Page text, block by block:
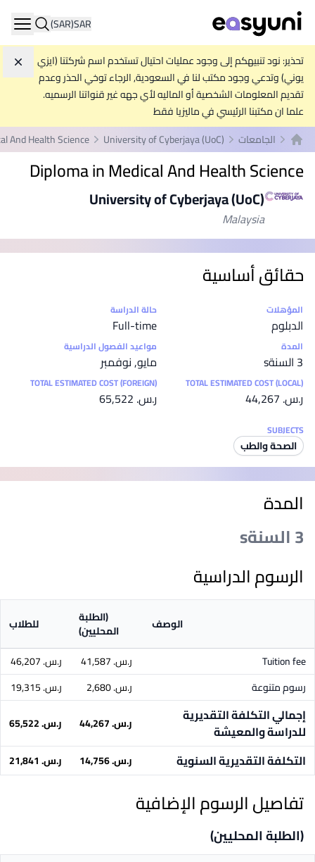
SAR
(SAR)
تحذير: نود تنبيهكم إلى وجود عمليات احتيال تستخدم اسم شركتنا (ايزي
يوني) وتدعي وجود مكتب لنا في السعودية, الرجاء توخي الحذر وعدم
تقديم المعلومات الشخصية أو الماليه لأي جهه غير قنواتنا الرسميه.
علما ان مكتبنا الرئيسي في ماليزيا فقط
الصفحة الرئيسية
الجامعات University of Cyberjaya (UoC)
And Health Science
Diploma in Medical And Health Science
University of Cyberjaya (UoC)
Malaysia
حقائق أساسية
إحصائيات
المؤهلات
الدبلوم
حالة الدراسة
Full-time
المدة
3 السنةs
مواعيد الفصول الدراسية
مايو, نوفمبر
TOTAL ESTIMATED COST (LOCAL)
ر.س.‏ 44,267
TOTAL ESTIMATED COST (FOREIGN)
ر.س.‏ 65,522
SUBJECTS
الصحة والطب
المدة
3 السنةs
الرسوم الدراسية
الوصف (الطلبة
المحليين) للطلاب
Tuition fee ر.س.‏ 41,587
ر.س.‏ 46,207
رسوم متنوعة
ر.س.‏ 2,680 ر.س.‏ 19,315
إجمالي التكلفة التقديرية
للدراسة والمعيشة
ر.س.‏ 44,267 ر.س.‏ 65,522
التكلفة التقديرية السنوية ر.س.‏ 14,756 ر.س.‏ 21,841
تفاصيل الرسوم الإضافية
(الطلبة المحليين)